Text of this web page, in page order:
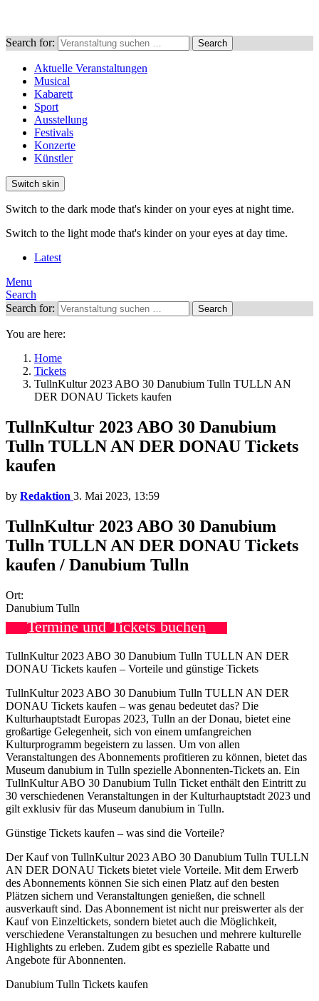
Search for: Search
Aktuelle Veranstaltungen
Musical
Kabarett
Sport
Ausstellung
Festivals
Konzerte
Künstler
Switch skin
Switch to the dark mode that's kinder on your eyes at night time.
Switch to the light mode that's kinder on your eyes at day time.
Latest
Menu
Search
Search for:
Search
You are here:
Home
Tickets
TullnKultur 2023 ABO 30 Danubium Tulln TULLN AN
DER DONAU Tickets kaufen
TullnKultur 2023 ABO 30 Danubium
Tulln TULLN AN DER DONAU Tickets
kaufen
by Redaktion 3. Mai 2023, 13:59
TullnKultur 2023 ABO 30 Danubium
Tulln TULLN AN DER DONAU Tickets
kaufen / Danubium Tulln
Ort:
Danubium Tulln
Termine und Tickets buchen
TullnKultur 2023 ABO 30 Danubium Tulln TULLN AN DER
DONAU Tickets kaufen – Vorteile und günstige Tickets
TullnKultur 2023 ABO 30 Danubium Tulln TULLN AN DER
DONAU Tickets kaufen – was genau bedeutet das? Die
Kulturhauptstadt Europas 2023, Tulln an der Donau, bietet eine
großartige Gelegenheit, sich von einem umfangreichen
Kulturprogramm begeistern zu lassen. Um von allen
Veranstaltungen des Abonnements profitieren zu können, bietet das
Museum danubium in Tulln spezielle Abonnenten-Tickets an. Ein
TullnKultur ABO 30 Danubium Tulln Ticket enthält den Eintritt zu
30 verschiedenen Veranstaltungen in der Kulturhauptstadt 2023 und
gilt exklusiv für das Museum danubium in Tulln.
Günstige Tickets kaufen – was sind die Vorteile?
Der Kauf von TullnKultur 2023 ABO 30 Danubium Tulln TULLN
AN DER DONAU Tickets bietet viele Vorteile. Mit dem Erwerb
des Abonnements können Sie sich einen Platz auf den besten
Plätzen sichern und Veranstaltungen genießen, die schnell
ausverkauft sind. Das Abonnement ist nicht nur preiswerter als der
Kauf von Einzeltickets, sondern bietet auch die Möglichkeit,
verschiedene Veranstaltungen zu besuchen und mehrere kulturelle
Highlights zu erleben. Zudem gibt es spezielle Rabatte und
Angebote für Abonnenten.
Danubium Tulln Tickets kaufen